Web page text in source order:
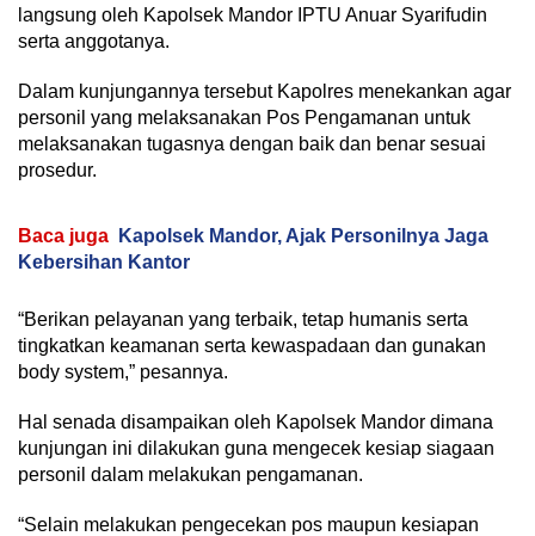
langsung oleh Kapolsek Mandor IPTU Anuar Syarifudin
serta anggotanya.
Dalam kunjungannya tersebut Kapolres menekankan agar
personil yang melaksanakan Pos Pengamanan untuk
melaksanakan tugasnya dengan baik dan benar sesuai
prosedur.
Baca juga
Kapolsek Mandor, Ajak Personilnya Jaga
Kebersihan Kantor
“Berikan pelayanan yang terbaik, tetap humanis serta
tingkatkan keamanan serta kewaspadaan dan gunakan
body system,” pesannya.
Hal senada disampaikan oleh Kapolsek Mandor dimana
kunjungan ini dilakukan guna mengecek kesiap siagaan
personil dalam melakukan pengamanan.
“Selain melakukan pengecekan pos maupun kesiapan